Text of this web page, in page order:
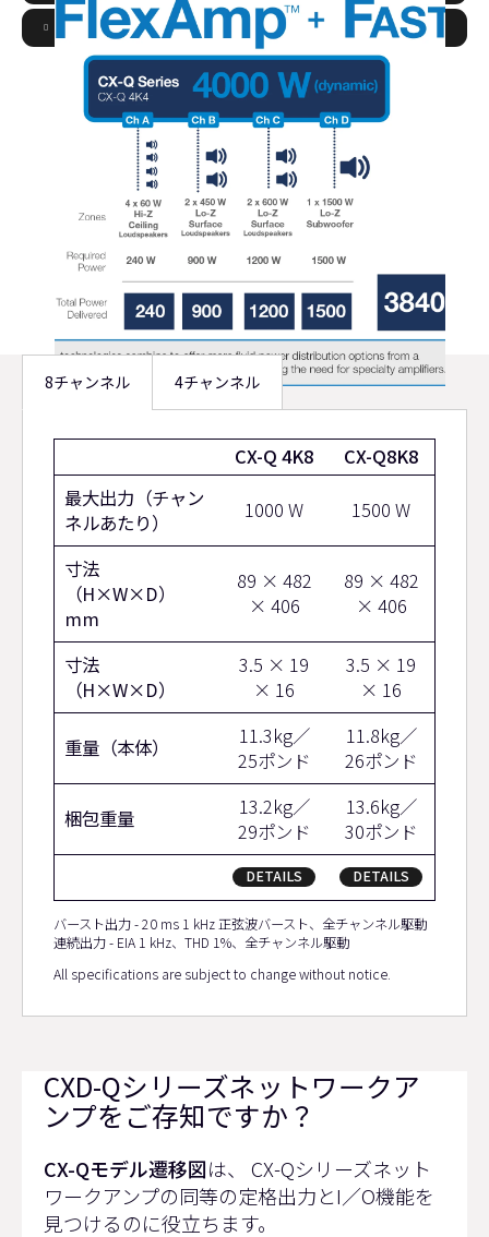
省エネモード
8チャンネル 4チャンネル
8
チ
ャ
ン
ネ
ル
CX-Q 4K8
CX-Q8K8
最大出力（チャン
ネルあたり）
1000 W 1500 W
寸法
（H×W×D）
mm
89 × 482
× 406
89 × 482
× 406
寸法
（H×W×D）
3.5 × 19
× 16
3.5 × 19
× 16
重量（本体）
11.3kg／
25ポンド
11.8kg／
26ポンド
梱包重量
13.2kg／
29ポンド
13.6kg／
30ポンド
DETAILS DETAILS
バースト出力 - 20 ms 1 kHz 正弦波バースト、全チャンネル駆動
連続出力 - EIA 1 kHz、THD 1%、全チャンネル駆動
All specifications are subject to change without notice.
CXD-Qシリーズネットワークア
ンプをご存知ですか？
CX-Qモデル遷移図は、 CX-Qシリーズネット
ワークアンプの同等の定格出力とI／O機能を
見つけるのに役立ちます。